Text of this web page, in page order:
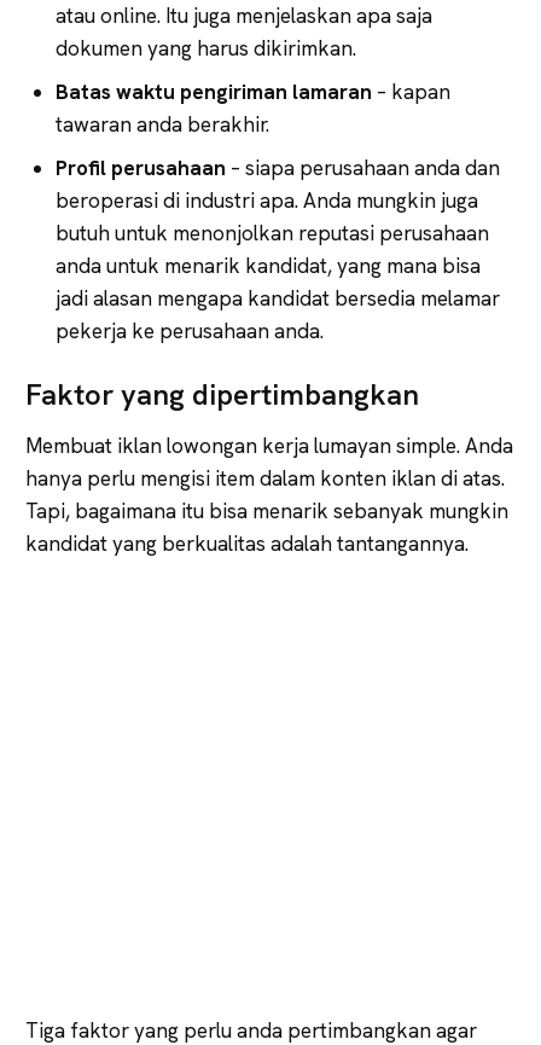
atau online. Itu juga menjelaskan apa saja
dokumen yang harus dikirimkan.
Batas waktu pengiriman lamaran – kapan
tawaran anda berakhir.
Profil perusahaan – siapa perusahaan anda dan
beroperasi di industri apa. Anda mungkin juga
butuh untuk menonjolkan reputasi perusahaan
anda untuk menarik kandidat, yang mana bisa
jadi alasan mengapa kandidat bersedia melamar
pekerja ke perusahaan anda.
Faktor yang dipertimbangkan
Membuat iklan lowongan kerja lumayan simple. Anda
hanya perlu mengisi item dalam konten iklan di atas.
Tapi, bagaimana itu bisa menarik sebanyak mungkin
kandidat yang berkualitas adalah tantangannya.
Tiga faktor yang perlu anda pertimbangkan agar